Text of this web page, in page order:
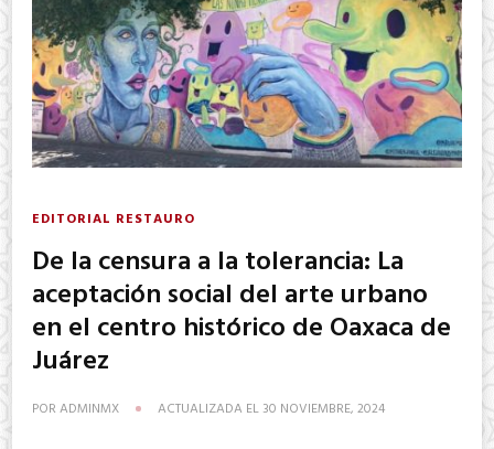
EDITORIAL RESTAURO
De la censura a la tolerancia: La
aceptación social del arte urbano
en el centro histórico de Oaxaca de
Juárez
POR ADMINMX ACTUALIZADA EL 30 NOVIEMBRE, 2024